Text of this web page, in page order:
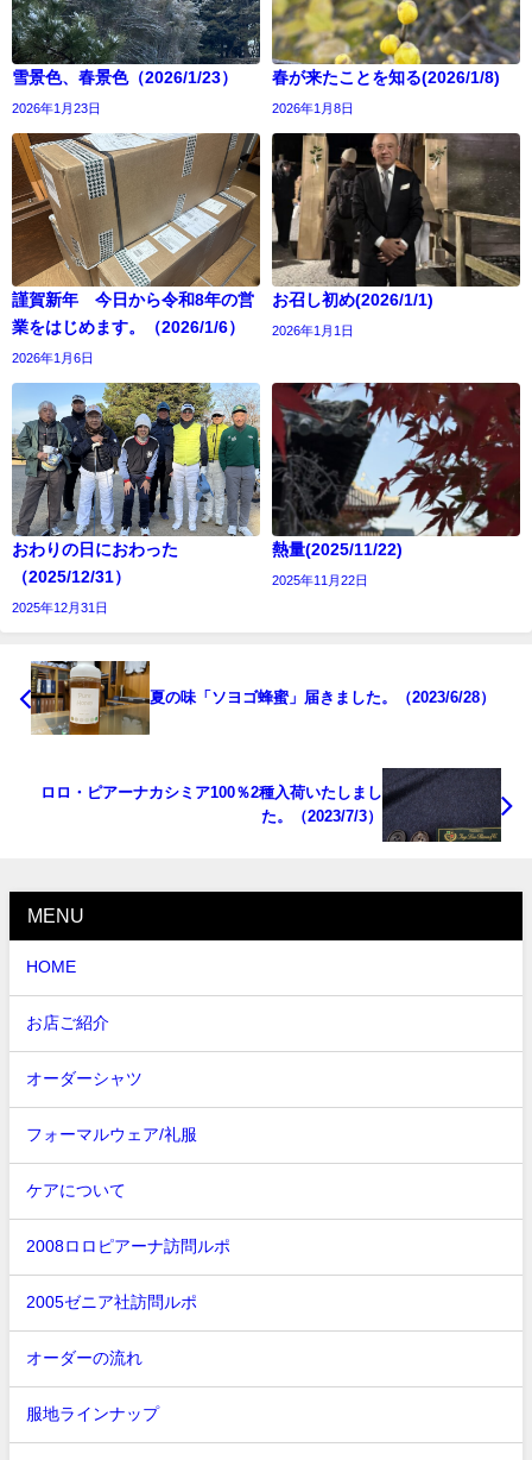
雪景色、春景色（2026/1/23）
2026年1月23日
春が来たことを知る(2026/1/8)
2026年1月8日
謹賀新年 今日から令和8年の営
業をはじめます。（2026/1/6）
2026年1月6日
お召し初め(2026/1/1)
2026年1月1日
おわりの日におわった
（2025/12/31）
2025年12月31日
熱量(2025/11/22)
2025年11月22日
夏の味「ソヨゴ蜂蜜」届きました。（2023/6/28）
ロロ・ピアーナカシミア100％2種入荷いたしまし
た。（2023/7/3）
MENU
HOME
お店ご紹介
オーダーシャツ
フォーマルウェア/礼服
ケアについて
2008ロロピアーナ訪問ルポ
2005ゼニア社訪問ルポ
オーダーの流れ
服地ラインナップ